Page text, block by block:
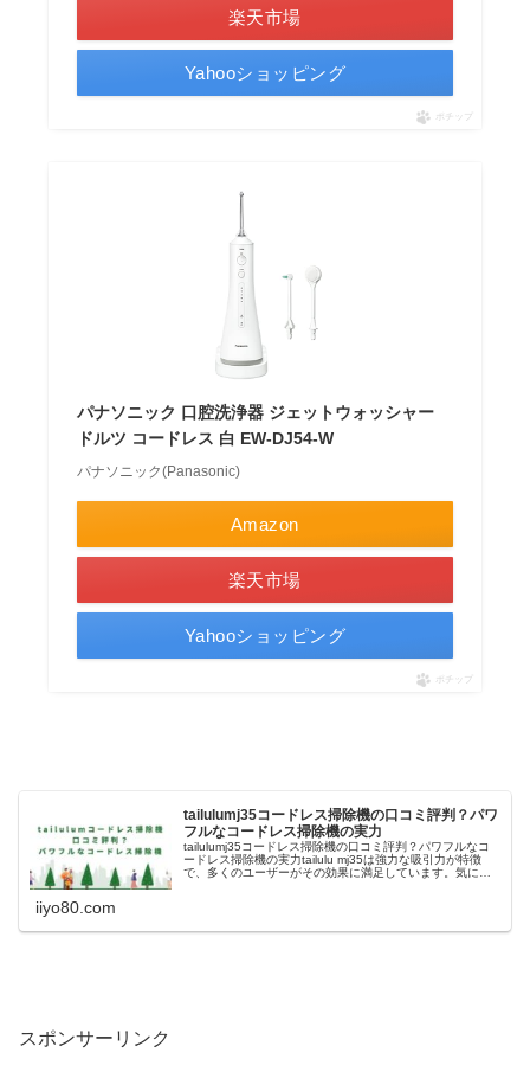
楽天市場
Yahooショッピング
ポチップ
パナソニック 口腔洗浄器 ジェットウォッシャー
ドルツ コードレス 白 EW-DJ54-W
パナソニック(Panasonic)
Amazon
楽天市場
Yahooショッピング
ポチップ
tailulumj35コードレス掃除機の口コミ評判？パワ
フルなコードレス掃除機の実力
tailulumj35コードレス掃除機の口コミ評判？パワフルなコ
ードレス掃除機の実力tailulu mj35は強力な吸引力が特徴
で、多くのユーザーがその効果に満足しています。気にな
iiyo80.com
スポンサーリンク